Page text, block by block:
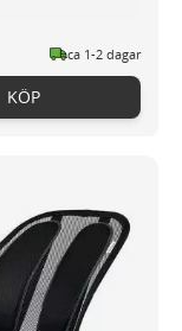
ca 1-2 dagar
KÖP